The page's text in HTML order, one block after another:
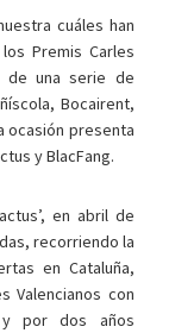
cuáles han
Premis Carles
de una serie de
Bocairent,
ocasión presenta
y BlacFang.
en abril de
recorriendo la
en Cataluña,
Valencianos con
y por dos años